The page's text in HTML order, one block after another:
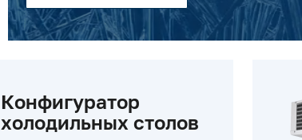
Конфигуратор
холодильных столов